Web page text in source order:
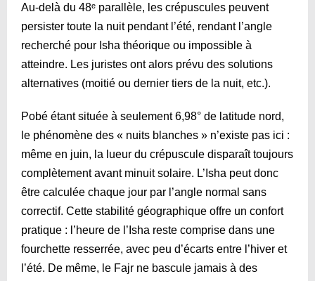
Au-delà du 48ᵉ parallèle, les crépuscules peuvent
persister toute la nuit pendant l’été, rendant l’angle
recherché pour Isha théorique ou impossible à
atteindre. Les juristes ont alors prévu des solutions
alternatives (moitié ou dernier tiers de la nuit, etc.).
Pobé étant située à seulement 6,98° de latitude nord,
le phénomène des « nuits blanches » n’existe pas ici :
même en juin, la lueur du crépuscule disparaît toujours
complètement avant minuit solaire. L’Isha peut donc
être calculée chaque jour par l’angle normal sans
correctif. Cette stabilité géographique offre un confort
pratique : l’heure de l’Isha reste comprise dans une
fourchette resserrée, avec peu d’écarts entre l’hiver et
l’été. De même, le Fajr ne bascule jamais à des